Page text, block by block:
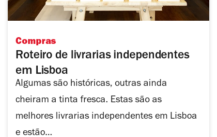
Compras
Roteiro de livrarias independentes
em Lisboa
Algumas são históricas, outras ainda
cheiram a tinta fresca. Estas são as
melhores livrarias independentes em Lisboa
e estão...